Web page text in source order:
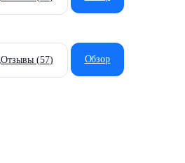
Отзывы (57) Обзор